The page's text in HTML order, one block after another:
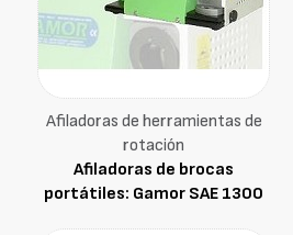
Afiladoras de herramientas de
rotación
Afiladoras de brocas
portátiles: Gamor SAE 1300